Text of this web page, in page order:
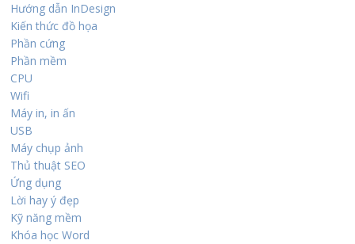
Hướng dẫn InDesign
Kiến thức đồ họa
Phần cứng
Phần mềm
CPU
Wifi
Máy in, in ấn
USB
Máy chụp ảnh
Thủ thuật SEO
Ứng dụng
Lời hay ý đẹp
Kỹ năng mềm
Khóa học Word